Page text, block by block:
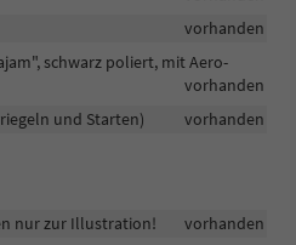
vorhanden
schwarz poliert, mit Aero-
vorhanden
und Starten)
vorhanden
nur zur Illustration!
vorhanden